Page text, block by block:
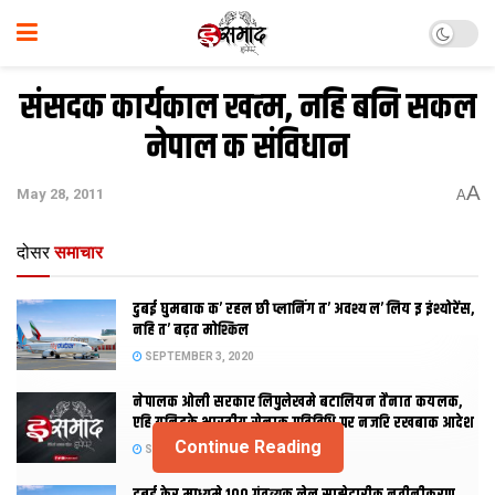
संसदक कार्यकाल खत्‍म, नहि बनि सकल
नेपाल क संविधान
May 28, 2011 AA
दोसर समाचार
दुबई घुमबाक क’ रहल छी प्लानिंग त’ अवश्य ल’ लिय इ इंश्योरेंस,
नहि त’ बढ़त मोश्किल
SEPTEMBER 3, 2020
नेपालक ओली सरकार लिपुलेखमे बटालियन तैनात कयलक,
एहि यूनिटके भारतीय सेनाक गतिविधि पर नजरि रखबाक आदेश
SEPTEMBER 2, 2020
Continue Reading